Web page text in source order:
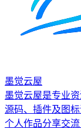
墨觉云屋
墨觉云屋是专业
源码、插件及图
个人作品分享交